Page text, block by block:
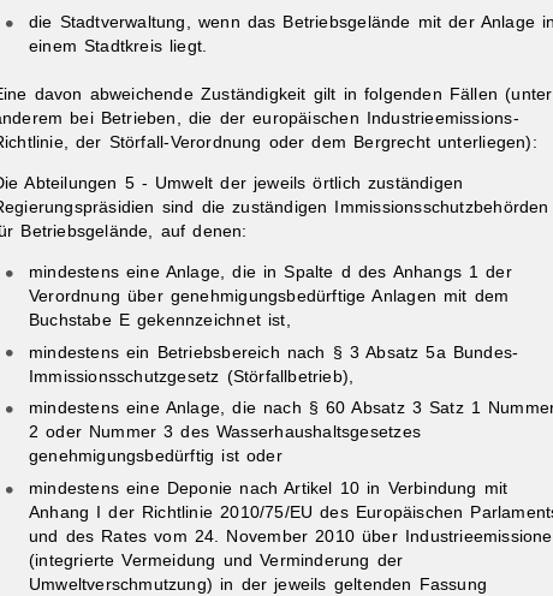
die Stadtverwaltung, wenn das Betriebsgelände mit der Anlage
einem Stadtkreis liegt.
davon abweichende Zuständigkeit gilt in folgenden Fällen (unter
bei Betrieben, die der europäischen Industrieemissions-
der Störfall-Verordnung oder dem Bergrecht unterliegen):
Abteilungen 5 - Umwelt der jeweils örtlich zuständigen
sind die zuständigen Immissionsschutzbehörden
Betriebsgelände, auf denen:
mindestens eine Anlage, die in Spalte d des Anhangs 1 der
Verordnung über genehmigungsbedürftige Anlagen mit dem
Buchstabe E gekennzeichnet ist,
mindestens ein Betriebsbereich nach § 3 Absatz 5a Bundes-
Immissionsschutzgesetz (Störfallbetrieb),
mindestens eine Anlage, die nach § 60 Absatz 3 Satz 1
2 oder Nummer 3 des Wasserhaushaltsgesetzes
genehmigungsbedürftig ist oder
mindestens eine Deponie nach Artikel 10 in Verbindung mit
Anhang I der Richtlinie 2010/75/EU des Europäischen
und des Rates vom 24. November 2010 über
(integrierte Vermeidung und Verminderung der
Umweltverschmutzung) in der jeweils geltenden Fassung